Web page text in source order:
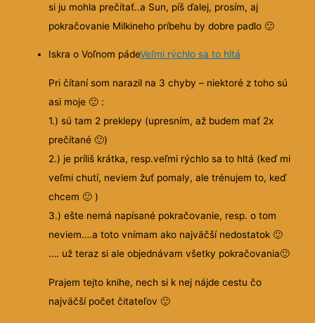
si ju mohla prečítať..a Sun, píš ďalej, prosím, aj
pokračovanie Milkineho príbehu by dobre padlo🙂
Iskra o Voľnom pádeVeľmi rýchlo sa to hltá
Pri čítaní som narazil na 3 chyby – niektoré z toho sú
asi moje🙂 :
1.) sú tam 2 preklepy (upresním, až budem mať 2x
prečítané🙂)
2.) je príliš krátka, resp.veľmi rýchlo sa to hltá (keď mi
veľmi chutí, neviem žuť pomaly, ale trénujem to, keď
chcem🙂 )
3.) ešte nemá napísané pokračovanie, resp. o tom
neviem….a toto vnímam ako najväčší nedostatok🙂
…. už teraz si ale objednávam všetky pokračovania🙂
Prajem tejto knihe, nech si k nej nájde cestu čo
najväčší počet čitateľov🙂